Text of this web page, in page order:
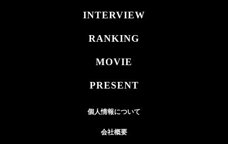
INTERVIEW
RANKING
MOVIE
PRESENT
個人情報について
会社概要